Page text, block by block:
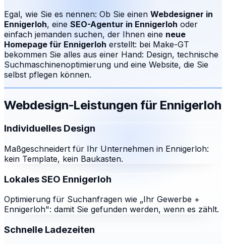
Egal, wie Sie es nennen: Ob Sie einen Webdesigner in
Ennigerloh, eine SEO-Agentur in Ennigerloh oder
einfach jemanden suchen, der Ihnen eine neue
Homepage für Ennigerloh erstellt: bei Make-GT
bekommen Sie alles aus einer Hand: Design, technische
Suchmaschinenoptimierung und eine Website, die Sie
selbst pflegen können.
Webdesign-Leistungen für Ennigerloh
Individuelles Design
Maßgeschneidert für Ihr Unternehmen in Ennigerloh:
kein Template, kein Baukasten.
Lokales SEO Ennigerloh
Optimierung für Suchanfragen wie „Ihr Gewerbe +
Ennigerloh": damit Sie gefunden werden, wenn es zählt.
Schnelle Ladezeiten